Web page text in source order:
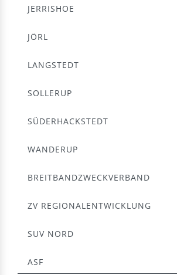
JERRISHOE
JÖRL
LANGSTEDT
SOLLERUP
SÜDERHACKSTEDT
WANDERUP
BREITBANDZWECKVERBAND
ZV REGIONALENTWICKLUNG
SUV NORD
ASF